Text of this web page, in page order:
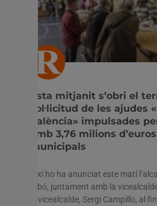
Esta mitjanit s’obri el
sol·licitud de les ajudes
València» impulsades
amb 3,76 milions
municipals
Així ho ha anunciat este matí
Ribó, juntament amb la
el vicealcalde, Sergi Campillo, al